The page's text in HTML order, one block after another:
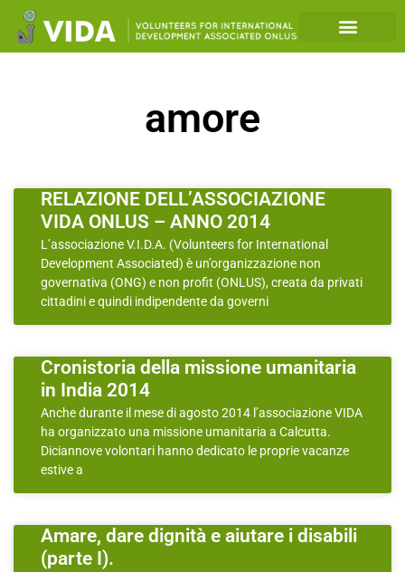
amore
RELAZIONE DELL’ASSOCIAZIONE
VIDA ONLUS – ANNO 2014
L’associazione V.I.D.A. (Volunteers for International
Development Associated) è un’organizzazione non
governativa (ONG) e non profit (ONLUS), creata da privati
cittadini e quindi indipendente da governi
Cronistoria della missione umanitaria
in India 2014
Anche durante il mese di agosto 2014 l’associazione VIDA
ha organizzato una missione umanitaria a Calcutta.
Diciannove volontari hanno dedicato le proprie vacanze
estive a
Amare, dare dignità e aiutare i disabili
(parte I).